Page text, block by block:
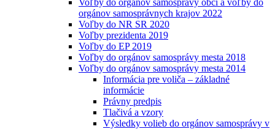
Voľby do orgánov samosprávy obcí a voľby do
orgánov samosprávnych krajov 2022
Voľby do NR SR 2020
Voľby prezidenta 2019
Voľby do EP 2019
Voľby do orgánov samosprávy mesta 2018
Voľby do orgánov samosprávy mesta 2014
Informácia pre voliča – základné
informácie
Právny predpis
Tlačivá a vzory
Výsledky volieb do orgánov samosprávy v